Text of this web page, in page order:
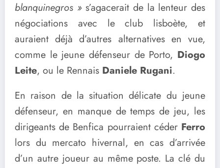
blanquinegros »s’agacerait de la lenteur des
négociations avec le club lisboète, et
auraient déjà d’autres alternatives en vue,
comme le jeune défenseur de Porto, Diogo
Leite, ou le Rennais Daniele Rugani.
En raison de la situation délicate du jeune
défenseur, en manque de temps de jeu, les
dirigeants de Benfica pourraient céder Ferro
lors du mercato hivernal, en cas d’arrivée
d’un autre joueur au même poste. La clé du